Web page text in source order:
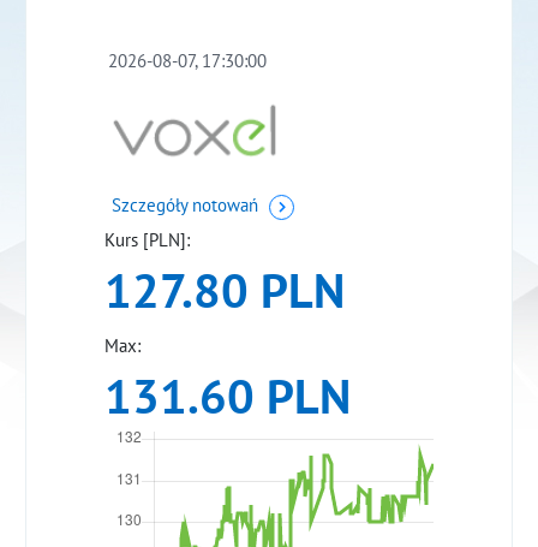
2026-08-07, 17:30:00
Szczegóły notowań
Kurs [PLN]:
127.80 PLN
Max:
131.60 PLN